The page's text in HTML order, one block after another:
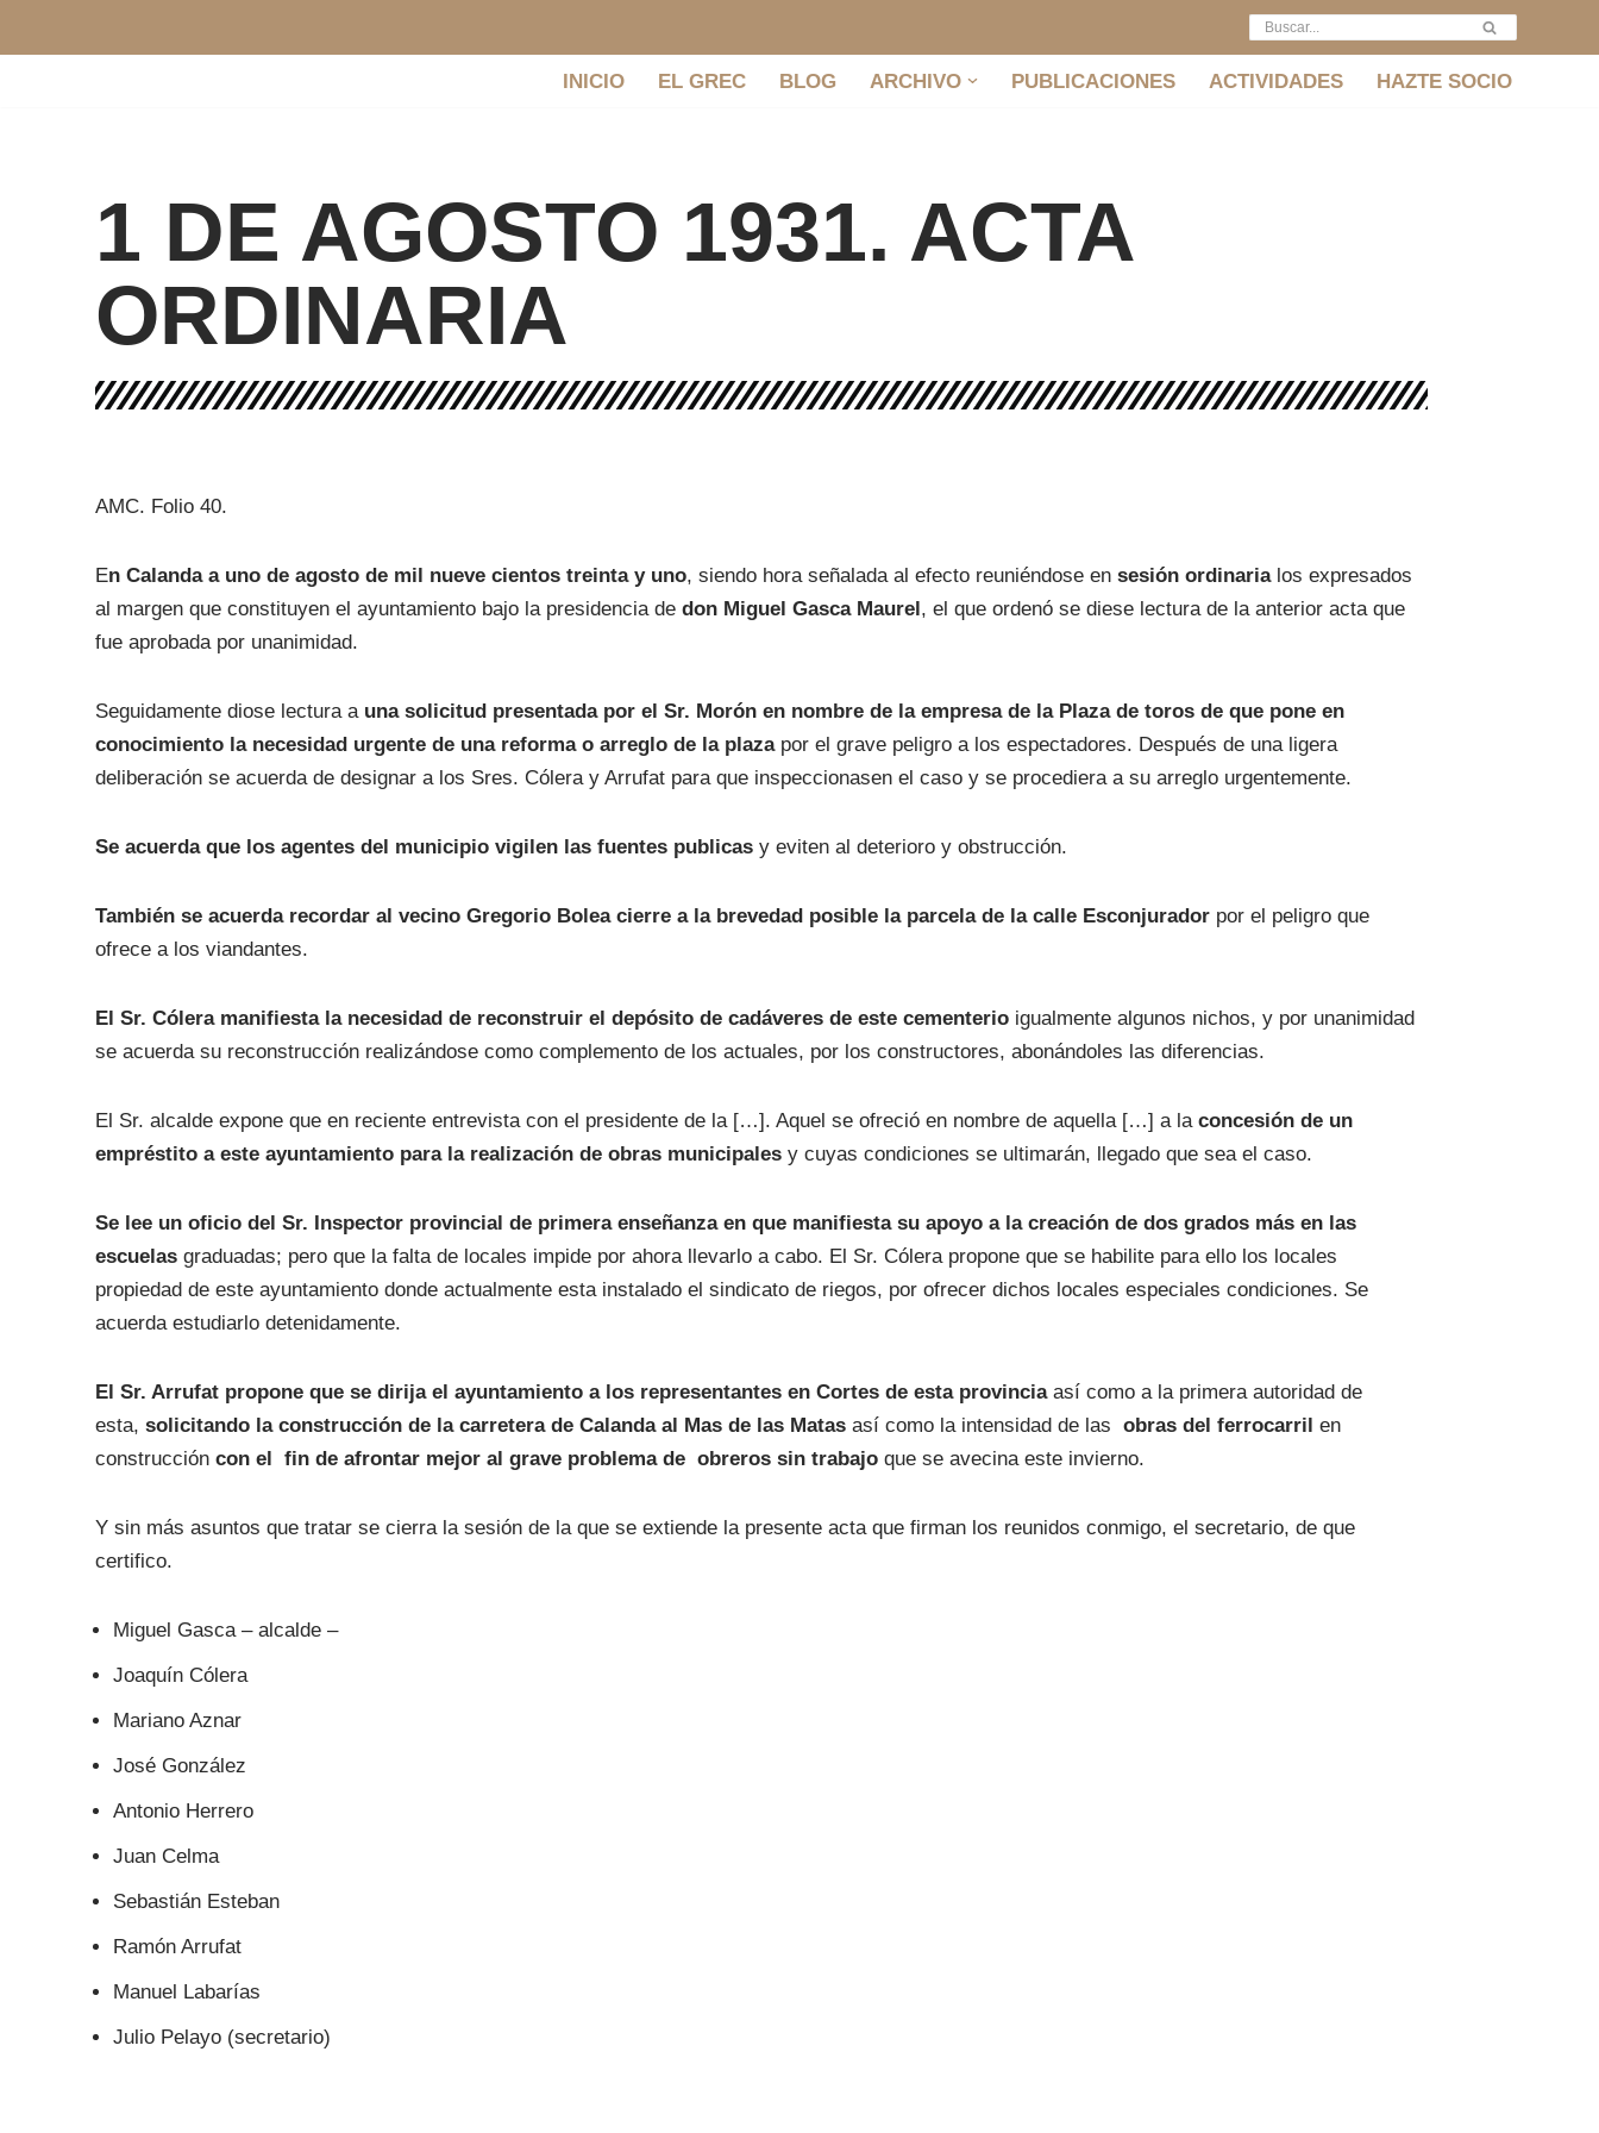
INICIO EL GREC BLOG ARCHIVO PUBLICACIONES ACTIVIDADES HAZTE SOCIO
1 DE AGOSTO 1931. ACTA
ORDINARIA
AMC. Folio 40.
En Calanda a uno de agosto de mil nueve cientos treinta y uno, siendo hora señalada al efecto reuniéndose en sesión ordinarialos expresados
al margen que constituyen el ayuntamiento bajo la presidencia de don Miguel Gasca Maurel, el que ordenó se diese lectura de la anterior acta que
fue aprobada por unanimidad.
Seguidamente diose lectura a una solicitud presentada por el Sr. Morón en nombre de la empresa de la Plaza de toros de que pone en
conocimiento la necesidad urgente de una reforma o arreglo de la plazapor el grave peligro a los espectadores. Después de una ligera
deliberación se acuerda de designar a los Sres. Cólera y Arrufat para que inspeccionasen el caso y se procediera a su arreglo urgentemente.
Se acuerda que los agentes del municipio vigilen las fuentes publicasy eviten al deterioro y obstrucción.
También se acuerda recordar al vecino Gregorio Bolea cierre a la brevedad posible la parcela de la calle Esconjurador por el peligro que
ofrece a los viandantes.
El Sr. Cólera manifiesta la necesidad de reconstruir el depósito de cadáveres de este cementerioigualmente algunos nichos, y por unanimidad
se acuerda su reconstrucción realizándose como complemento de los actuales, por los constructores, abonándoles las diferencias.
El Sr. alcalde expone que en reciente entrevista con el presidente de la […]. Aquel se ofreció en nombre de aquella […] a la concesión de un
empréstito a este ayuntamiento para la realización de obras municipales y cuyas condiciones se ultimarán, llegado que sea el caso.
Se lee un oficio del Sr. Inspector provincial de primera enseñanza en que manifiesta su apoyo a la creación de dos grados más en las
escuelas graduadas; pero que la falta de locales impide por ahora llevarlo a cabo. El Sr. Cólera propone que se habilite para ello los locales
propiedad de este ayuntamiento donde actualmente esta instalado el sindicato de riegos, por ofrecer dichos locales especiales condiciones. Se
acuerda estudiarlo detenidamente.
El Sr. Arrufat propone que se dirija el ayuntamiento a los representantes en Cortes de esta provincia así como a la primera autoridad de
esta, solicitando la construcción de la carretera de Calanda al Mas de las Matasasí como la intensidad de las obras del ferrocarril en
construcción con el fin de afrontar mejor al grave problema de obreros sin trabajoque se avecina este invierno.
Y sin más asuntos que tratar se cierra la sesión de la que se extiende la presente acta que firman los reunidos conmigo, el secretario, de que
certifico.
Miguel Gasca – alcalde –
Joaquín Cólera
Mariano Aznar
José González
Antonio Herrero
Juan Celma
Sebastián Esteban
Ramón Arrufat
Manuel Labarías
Julio Pelayo (secretario)